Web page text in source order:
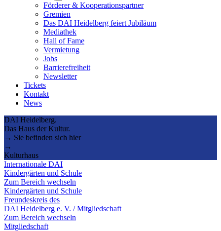
submenu
Förderer & Kooperationspartner
Gremien
Das DAI Heidelberg feiert Jubiläum
Mediathek
Hall of Fame
Vermietung
Jobs
Barrierefreiheit
Newsletter
Tickets
Kontakt
News
DAI Heidelberg.
Das Haus der Kultur.
→ Sie befinden sich hier
→
Kulturhaus
Internationale DAI
Kindergärten und Schule
Zum Bereich wechseln
Kindergärten und Schule
Freundeskreis des
DAI Heidelberg e. V. / Mitgliedschaft
Zum Bereich wechseln
Mitgliedschaft